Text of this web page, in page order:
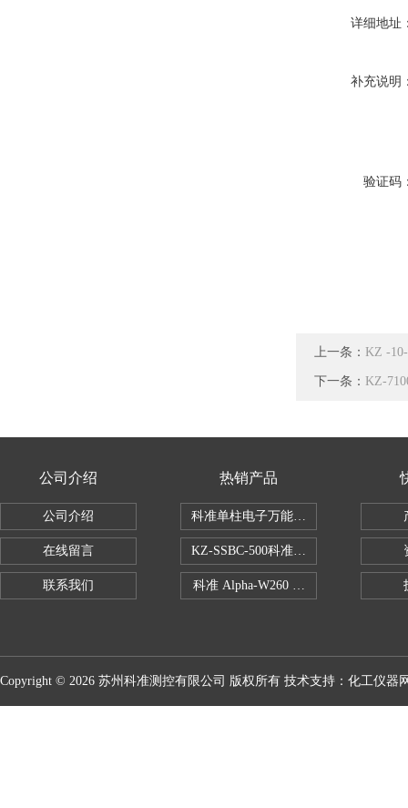
详细地址
补充说明
验证码
上一条： KZ -
下一条： KZ-
公司介绍
公司介绍
在线留言
联系我们
热销产品
科准单柱电子万能拉力机KZ-SSBC-500
KZ-SSBC-500科准单柱电子万能试验
科准 Alpha-W260 半导体全自动推拉
Copyright © 2026 苏州科准测控有限公司 版权所有 技术支持： 化工仪器